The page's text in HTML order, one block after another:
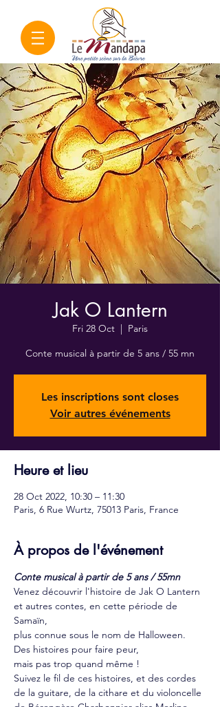
Jak O Lantern
Fri 28 Oct
  |
Paris
Conte musical à partir de 5 ans / 55 mn
Les inscriptions sont closes
Voir autres événements
Heure et lieu
28 Oct 2022, 10:30 – 11:30
Paris, 6 Rue Wurtz, 75013 Paris, France
À propos de l'événement
Conte musical à partir de 5 ans / 55mn
Venez découvrir l'histoire de Jak O Lantern
et autres contes, en cette période de
Samaïn,
plus connue sous le nom de Halloween.
Des histoires pour faire peur,
mais pas trop quand même !
Suivez le fil de ces histoires, et des cordes
de la guitare, de la cithare et du violoncelle